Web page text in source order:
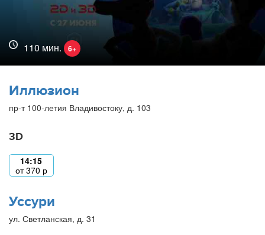
110 мин. 6+
Иллюзион
пр-т 100-летия Владивостоку, д. 103
3D
14:15
от370 р
Уссури
ул. Светланская, д. 31